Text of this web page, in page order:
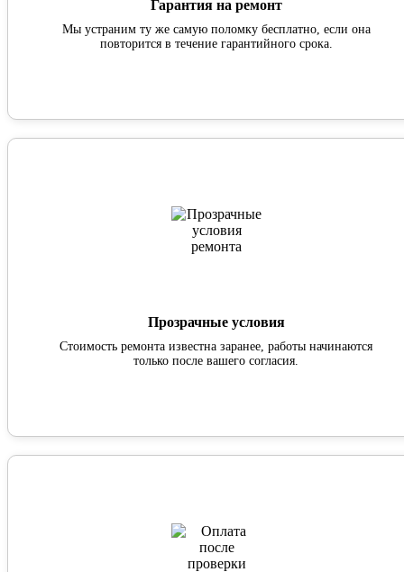
Гарантия на ремонт
Мы устраним ту же самую поломку бесплатно, если она
повторится в течение гарантийного срока.
Прозрачные условия
Стоимость ремонта известна заранее, работы начинаются
только после вашего согласия.